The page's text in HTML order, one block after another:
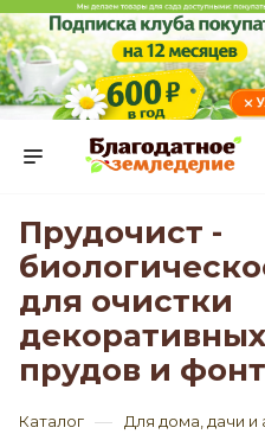
Прудочист -
для очистки
прудов и
Каталог — Для дома, дачи